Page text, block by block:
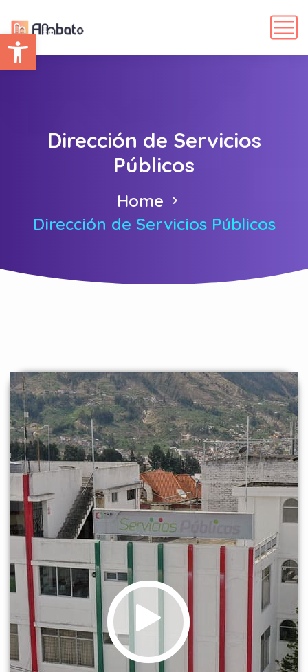
Abrir barra de herramientas
Dirección de Servicios
Públicos
Home
Dirección de Servicios Públicos